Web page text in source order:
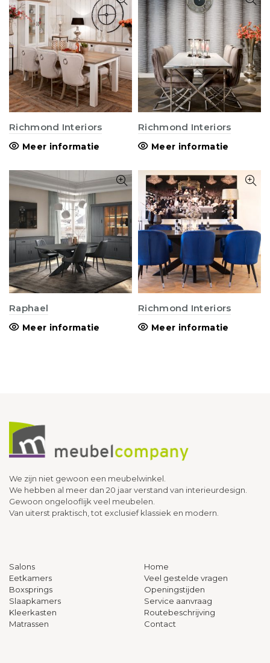
Richmond Interiors
Meer informatie
Richmond Interiors
Meer informatie
Raphael
Meer informatie
Richmond Interiors
Meer informatie
We zijn niet gewoon een meubelwinkel.
We hebben al meer dan 20 jaar verstand van interieurdesign.
Gewoon ongelooflijk veel meubelen.
Van uiterst praktisch, tot exclusief klassiek en modern.
Salons
Eetkamers
Boxsprings
Slaapkamers
Kleerkasten
Matrassen
Home
Veel gestelde vragen
Openingstijden
Service aanvraag
Routebeschrijving
Contact